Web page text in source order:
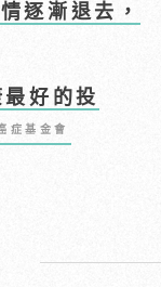
逐漸退去，
好的投
症基金會